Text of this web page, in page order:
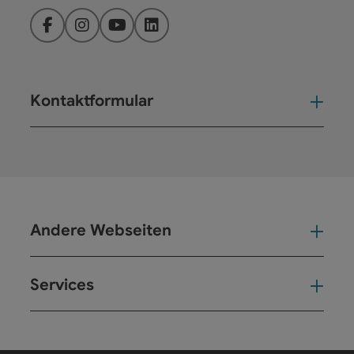
FacebookInstagramYouTubeLinkedIn
Kontaktformular
Andere Webseiten
Services